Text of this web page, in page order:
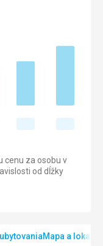
cenu za osobu v
od dĺžky
Mapa a lokalita